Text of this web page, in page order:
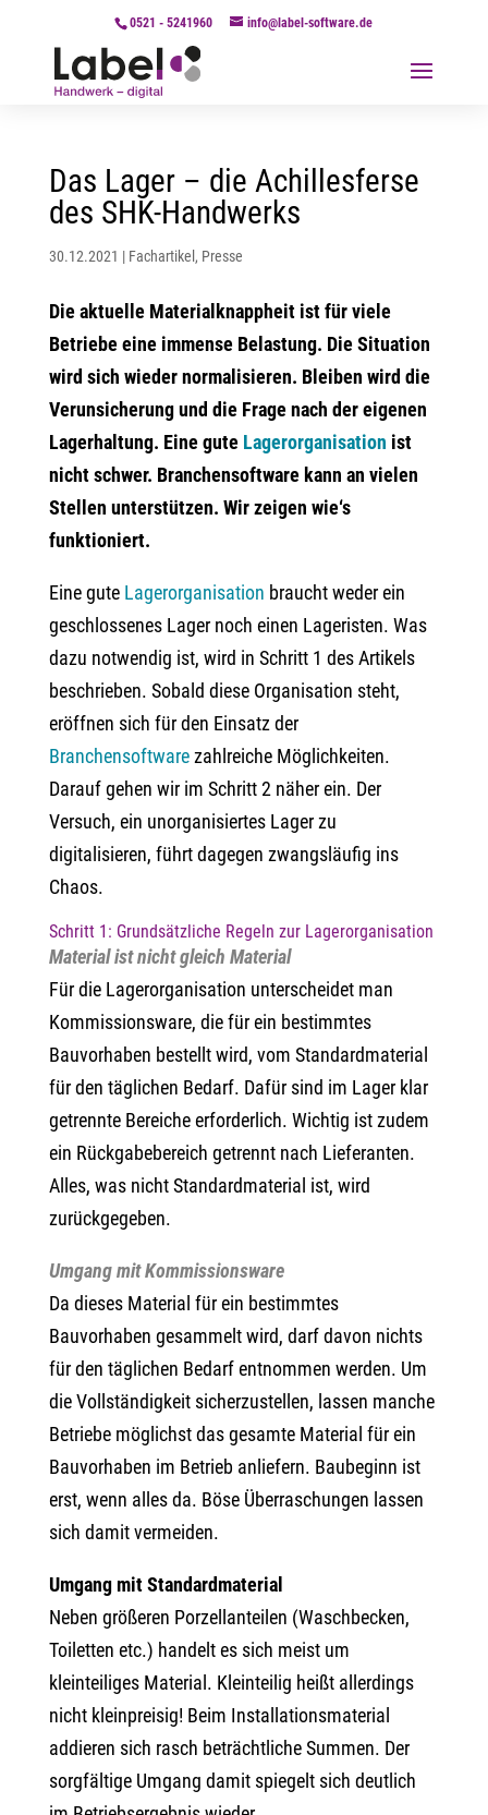
0521 - 5241960 info@label-software.de
Das Lager – die Achillesferse
des SHK-Handwerks
30.12.2021 | Fachartikel , Presse
Die aktuelle Materialknappheit ist für viele
Betriebe eine immense Belastung. Die Situation
wird sich wieder normalisieren. Bleiben wird die
Verunsicherung und die Frage nach der eigenen
Lagerhaltung. Eine gute Lagerorganisation ist
nicht schwer. Branchensoftware kann an vielen
Stellen unterstützen. Wir zeigen wie‘s
funktioniert.
Eine gute Lagerorganisation braucht weder ein
geschlossenes Lager noch einen Lageristen. Was
dazu notwendig ist, wird in Schritt 1 des Artikels
beschrieben. Sobald diese Organisation steht,
eröffnen sich für den Einsatz der
Branchensoftwarezahlreiche Möglichkeiten.
Darauf gehen wir im Schritt 2 näher ein. Der
Versuch, ein unorganisiertes Lager zu
digitalisieren, führt dagegen zwangsläufig ins
Chaos.
Schritt 1: Grundsätzliche Regeln zur Lagerorganisation
Material ist nicht gleich Material
Für die Lagerorganisation unterscheidet man
Kommissionsware, die für ein bestimmtes
Bauvorhaben bestellt wird, vom Standardmaterial
für den täglichen Bedarf. Dafür sind im Lager klar
getrennte Bereiche erforderlich. Wichtig ist zudem
ein Rückgabebereich getrennt nach Lieferanten.
Alles, was nicht Standardmaterial ist, wird
zurückgegeben.
Umgang mit Kommissionsware
Da dieses Material für ein bestimmtes
Bauvorhaben gesammelt wird, darf davon nichts
für den täglichen Bedarf entnommen werden. Um
die Vollständigkeit sicherzustellen, lassen manche
Betriebe möglichst das gesamte Material für ein
Bauvorhaben im Betrieb anliefern. Baubeginn ist
erst, wenn alles da. Böse Überraschungen lassen
sich damit vermeiden.
Umgang mit Standardmaterial
Neben größeren Porzellanteilen (Waschbecken,
Toiletten etc.) handelt es sich meist um
kleinteiliges Material. Kleinteilig heißt allerdings
nicht kleinpreisig! Beim Installationsmaterial
addieren sich rasch beträchtliche Summen. Der
sorgfältige Umgang damit spiegelt sich deutlich